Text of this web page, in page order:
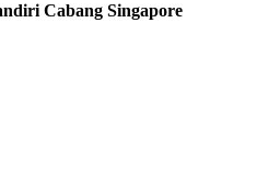
Cabang Singapore